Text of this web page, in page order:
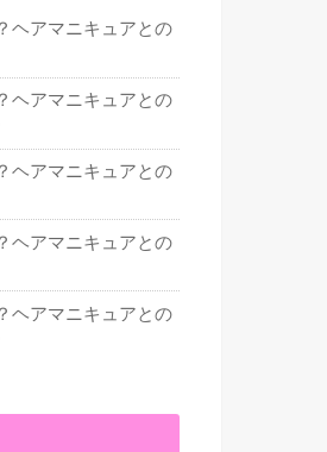
ヘアマニキュアとの
ヘアマニキュアとの
ヘアマニキュアとの
ヘアマニキュアとの
ヘアマニキュアとの